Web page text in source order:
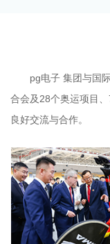
pg电子 集团与国
合会及28个奥运项目
良好交流与合作。